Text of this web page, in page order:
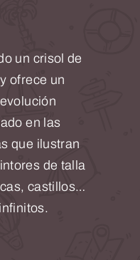
un crisol de
ofrece un
en las
que ilustran
de talla
castillos…